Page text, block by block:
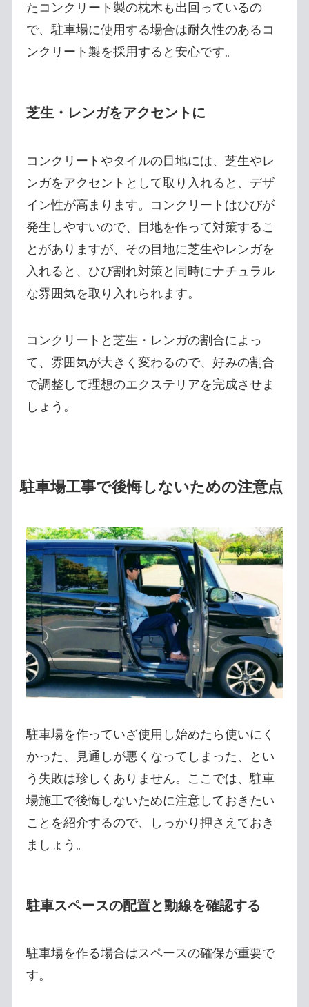
たコンクリート製の枕木も出回っているの
で、駐車場に使用する場合は耐久性のあるコ
ンクリート製を採用すると安心です。
芝生・レンガをアクセントに
コンクリートやタイルの目地には、芝生やレ
ンガをアクセントとして取り入れると、デザ
イン性が高まります。コンクリートはひびが
発生しやすいので、目地を作って対策するこ
とがありますが、その目地に芝生やレンガを
入れると、ひび割れ対策と同時にナチュラル
な雰囲気を取り入れられます。
コンクリートと芝生・レンガの割合によっ
て、雰囲気が大きく変わるので、好みの割合
で調整して理想のエクステリアを完成させま
しょう。
駐車場工事で後悔しないための注意点
駐車場を作っていざ使用し始めたら使いにく
かった、見通しが悪くなってしまった、とい
う失敗は珍しくありません。ここでは、駐車
場施工で後悔しないために注意しておきたい
ことを紹介するので、しっかり押さえておき
ましょう。
駐車スペースの配置と動線を確認する
駐車場を作る場合はスペースの確保が重要で
す。